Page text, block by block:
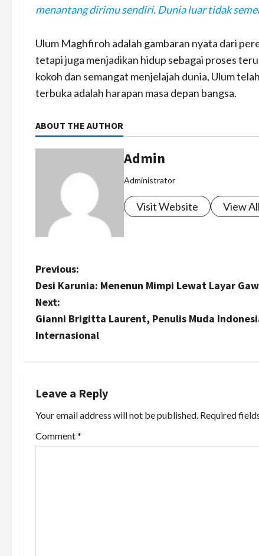
menantang dirimu sendiri. Dunia luar tidak
Ulum Maghfiroh adalah gambaran nyata dari
tetapi juga menjadikan hidup sebagai proses
kokoh dan semangat menjelajah dunia, Ulum
terbuka adalah harapan masa depan bangsa.
ABOUT THE AUTHOR
Admin
Administrator
Visit Website View
P
o
s
a
v
i
Previous:
Desi Karunia: Menenun Mimpi Lewat Layar
Next:
Gianni Brigitta Laurent, Penulis Muda
Internasional
Leave a Reply
Your email address will not be published. Required
Comment*